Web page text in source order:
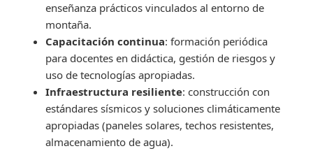
enseñanza prácticos vinculados al entorno de
montaña.
Capacitación continua: formación periódica
para docentes en didáctica, gestión de riesgos y
uso de tecnologías apropiadas.
Infraestructura resiliente: construcción con
estándares sísmicos y soluciones climáticamente
apropiadas (paneles solares, techos resistentes,
almacenamiento de agua).